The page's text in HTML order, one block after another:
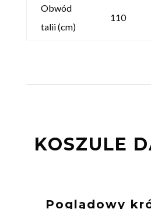
Obwód
talii (cm)
110
KOSZULE
Poglądowy